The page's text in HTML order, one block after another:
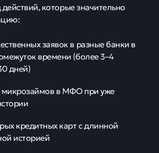
которые значительно
заявок в разные банки в
времени (более 3–4
дней)
в МФО при уже
кредитных карт с длинной
историей